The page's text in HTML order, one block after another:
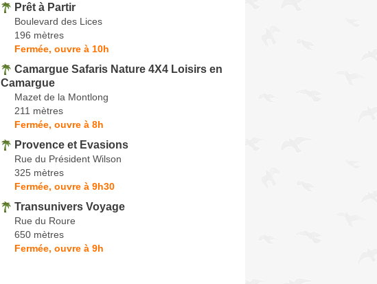
Prêt à Partir
Boulevard des Lices
196 mètres
Fermée, ouvre à 10h
Camargue Safaris Nature 4X4 Loisirs en
Camargue
Mazet de la Montlong
211 mètres
Fermée, ouvre à 8h
Provence et Evasions
Rue du Président Wilson
325 mètres
Fermée, ouvre à 9h30
Transunivers Voyage
Rue du Roure
650 mètres
Fermée, ouvre à 9h